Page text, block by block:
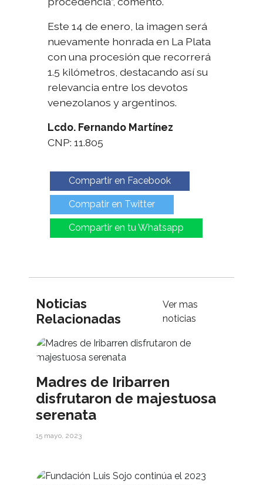
Este 14 de enero, la imagen será
nuevamente honrada en La Plata
con una procesión que recorrerá
1.5 kilómetros, destacando así su
relevancia entre los devotos
venezolanos y argentinos.
Lcdo. Fernando Martínez
CNP: 11.805
Compartir en Facebook
Compatir en Twitter
Compartir en tu Whatsapp
Noticias
Relacionadas
Ver mas
noticias
Madres de Iribarren
disfrutaron de majestuosa
serenata
15 mayo, 2023